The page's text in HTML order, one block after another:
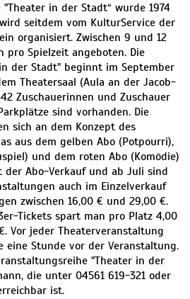
in der Stadt“ wurde 1974
seitdem vom KulturService der
organisiert. Zwischen 9 und 12
pro Spielzeit angeboten. Die
der Stadt" beginnt im September
Theatersaal (Aula an der Jacob-
Zuschauerinnen und Zuschauer
sind vorhanden. Die
sich an dem Konzept des
aus dem gelben Abo (Potpourri),
und dem roten Abo (Komödie)
Abo-Verkauf und ab Juli sind
auch im Einzelverkauf
zwischen 16,00 € und 29,00 €.
Tickets spart man pro Platz 4,00
Vor jeder Theaterveranstaltung
eine Stunde vor der Veranstaltung.
"Theater in der
die unter 04561 619-321 oder
ist.